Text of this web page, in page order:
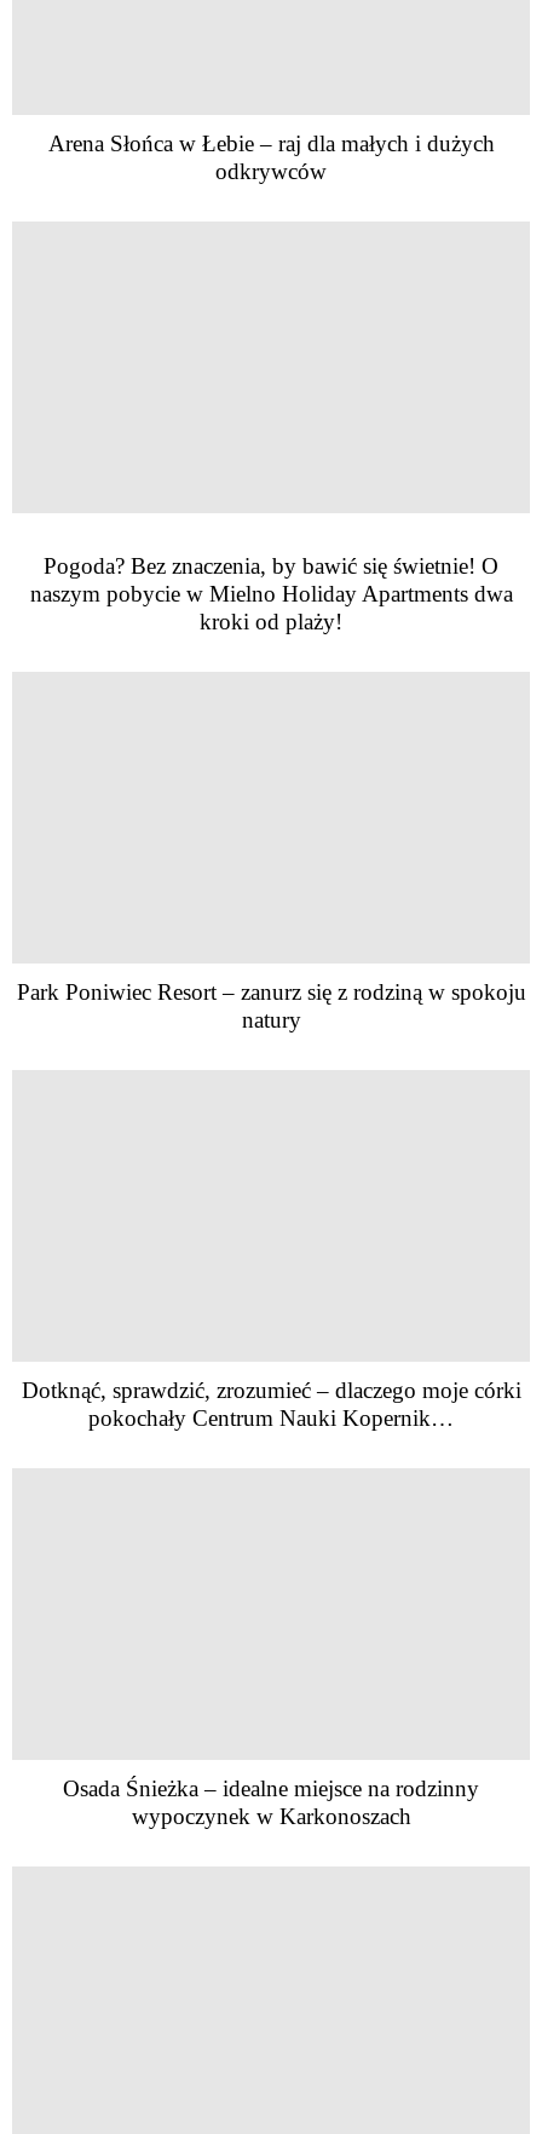
Arena Słońca w Łebie – raj dla małych i dużych
odkrywców
Pogoda? Bez znaczenia, by bawić się świetnie! O
naszym pobycie w Mielno Holiday Apartments dwa
kroki od plaży!
Park Poniwiec Resort – zanurz się z rodziną w spokoju
natury
Dotknąć, sprawdzić, zrozumieć – dlaczego moje córki
pokochały Centrum Nauki Kopernik…
Osada Śnieżka – idealne miejsce na rodzinny
wypoczynek w Karkonoszach